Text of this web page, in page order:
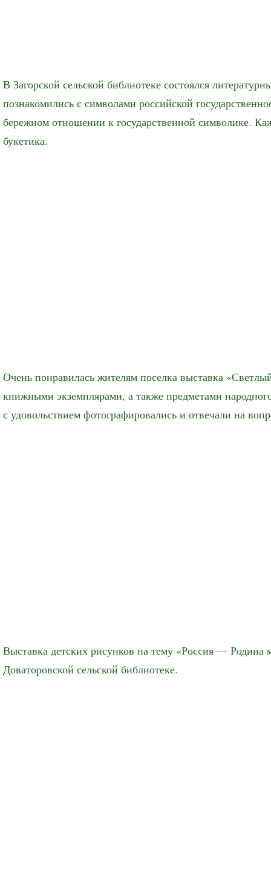
В Загорской сельской библиотеке состоялся
познакомились с символами российской
бережном отношении к государственной символике.
букетика.
Очень понравилась жителям поселка выставка
книжными экземплярами, а также предметами
с удовольствием фотографировались и отвечали на
Выставка детских рисунков на тему «Россия — Родина
Доваторовской сельской библиотеке.